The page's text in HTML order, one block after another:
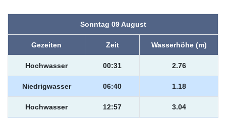
Sonntag 09 August
Gezeiten Zeit Wasserhöhe (m)
Hochwasser 00:31 2.76
Niedrigwasser 06:40 1.18
Hochwasser 12:57 3.04